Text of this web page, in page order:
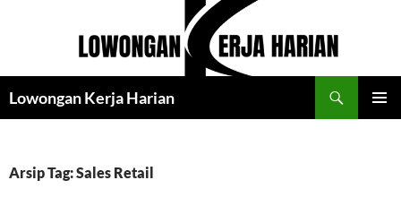
Lowongan Kerja Harian
Arsip Tag: Sales Retail